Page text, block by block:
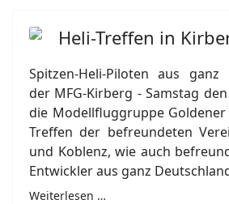
Heli-Treffen in
Spitzen-Heli-Piloten aus ganz
der MFG-Kirberg - Samstag
die Modellfluggruppe
Treffen der befreundeten
und Koblenz, wie auch
Entwickler aus ganz
Weiterlesen …